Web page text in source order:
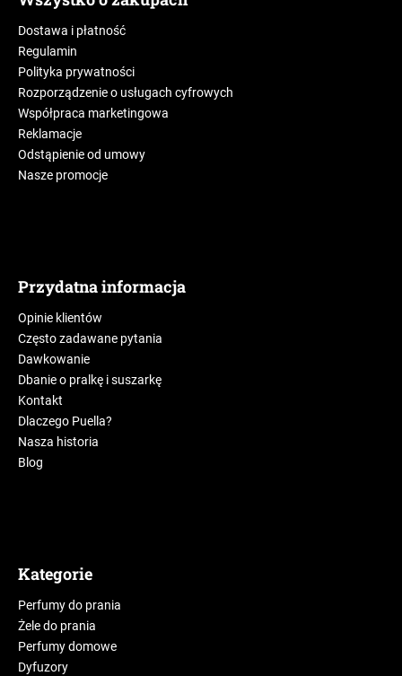
Dostawa i płatność
Regulamin
Polityka prywatności
Rozporządzenie o usługach cyfrowych
Współpraca marketingowa
Reklamacje
Odstąpienie od umowy
Nasze promocje
Przydatna informacja
Opinie klientów
Często zadawane pytania
Dawkowanie
Dbanie o pralkę i suszarkę
Kontakt
Dlaczego Puella?
Nasza historia
Blog
Kategorie
Perfumy do prania
Żele do prania
Perfumy domowe
Dyfuzory